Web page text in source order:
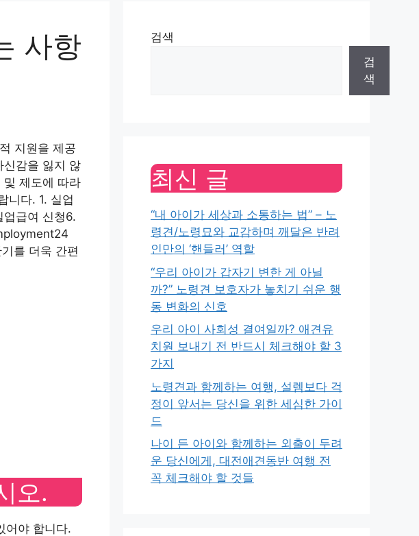
사항
지원을 제공
신감을 잃지 않
및 제도에 따라
니다. 1. 실업
급여 신청6.
를 더욱 간편
오.
어야 합니다.
검색
검
색
최신 글
“내 아이가 세상과 소통하는 법” – 노
령견/노령묘와 교감하며 깨달은 반려
인만의 ‘핸들러’ 역할
“우리 아이가 갑자기 변한 게 아닐
까?” 노령견 보호자가 놓치기 쉬운 행
동 변화의 신호
우리 아이 사회성 결여일까? 애견유
치원 보내기 전 반드시 체크해야 할 3
가지
노령견과 함께하는 여행, 설렘보다 걱
정이 앞서는 당신을 위한 세심한 가이
드
나이 든 아이와 함께하는 외출이 두려
운 당신에게, 대전애견동반 여행 전
꼭 체크해야 할 것들